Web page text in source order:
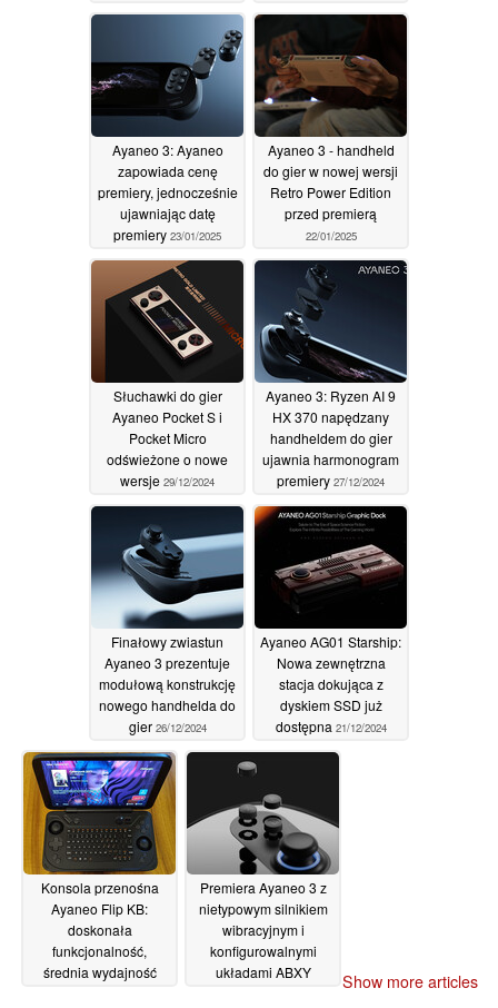
klipsem Liberte oraz
inteligentne okulary
słuchowe Lyra
01/01/2026
pamięci RAM
Ayaneo 3: Ayaneo
zapowiada cenę
premiery, jednocześnie
ujawniając datę
premiery 23/01/2025
Ayaneo 3 - handheld
do gier w nowej wersji
Retro Power Edition
przed premierą
22/01/2025
Słuchawki do gier
Ayaneo Pocket S i
Pocket Micro
odświeżone o nowe
wersje 29/12/2024
Ayaneo 3: Ryzen AI 9
HX 370 napędzany
handheldem do gier
ujawnia harmonogram
premiery 27/12/2024
Finałowy zwiastun
Ayaneo 3 prezentuje
modułową konstrukcję
nowego handhelda do
gier 26/12/2024
Ayaneo AG01 Starship:
Nowa zewnętrzna
stacja dokująca z
dyskiem SSD już
dostępna 21/12/2024
Konsola przenośna
Ayaneo Flip KB:
doskonała
funkcjonalność,
średnia wydajność
Premiera Ayaneo 3 z
nietypowym silnikiem
wibracyjnym i
konfigurowalnymi
układami ABXY
Show more articles